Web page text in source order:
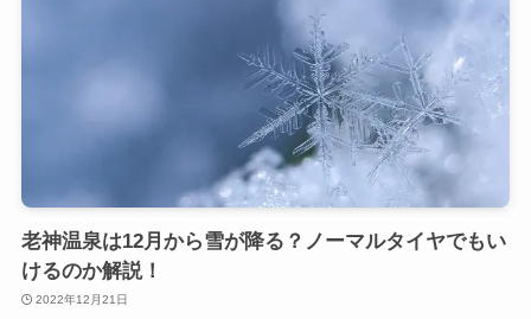
老神温泉は12月から雪が降る？ノーマルタイヤでもい
けるのか解説！
2022年12月21日